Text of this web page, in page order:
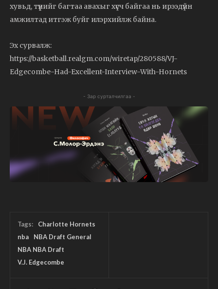
хувьд, түүнийг багтаа авахыг хүсч байгаа нь ирээдүйн
амжилтад итгэж буйг илэрхийлж байна.
Эх сурвалж:
https://basketball.realgm.com/wiretap/280588/VJ-
Edgecombe-Had-Excellent-Interview-With-Hornets
- Зар сурталчилгаа -
Tags:
Charlotte Hornets
nba
NBA Draft General
NBA NBA Draft
V.J. Edgecombe